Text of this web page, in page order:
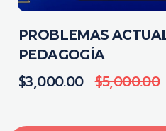
PROBLEMAS
PEDAGOGÍA
$3,000.00 $5,000.00